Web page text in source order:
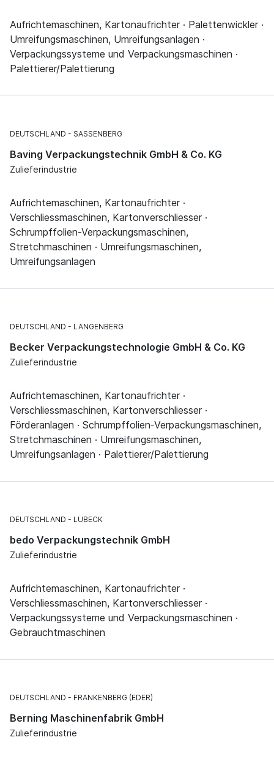
Aufrichtemaschinen, Kartonaufrichter · Palettenwickler ·
Umreifungsmaschinen, Umreifungsanlagen ·
Verpackungssysteme und Verpackungsmaschinen ·
Palettierer/Palettierung
DEUTSCHLAND SASSENBERG
Baving Verpackungstechnik GmbH & Co. KG
Zulieferindustrie
Aufrichtemaschinen, Kartonaufrichter ·
Verschliessmaschinen, Kartonverschliesser ·
Schrumpffolien-Verpackungsmaschinen,
Stretchmaschinen · Umreifungsmaschinen,
Umreifungsanlagen
DEUTSCHLAND LANGENBERG
Becker Verpackungstechnologie GmbH & Co. KG
Zulieferindustrie
Aufrichtemaschinen, Kartonaufrichter ·
Verschliessmaschinen, Kartonverschliesser ·
Förderanlagen · Schrumpffolien-Verpackungsmaschinen,
Stretchmaschinen · Umreifungsmaschinen,
Umreifungsanlagen · Palettierer/Palettierung
DEUTSCHLAND LÜBECK
bedo Verpackungstechnik GmbH
Zulieferindustrie
Aufrichtemaschinen, Kartonaufrichter ·
Verschliessmaschinen, Kartonverschliesser ·
Verpackungssysteme und Verpackungsmaschinen ·
Gebrauchtmaschinen
DEUTSCHLAND FRANKENBERG (EDER)
Berning Maschinenfabrik GmbH
Zulieferindustrie